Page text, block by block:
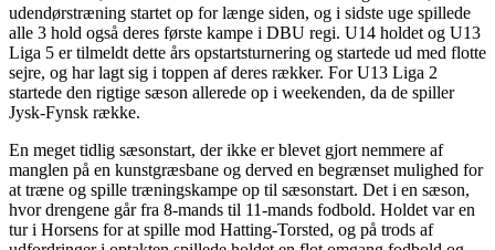
udendørstræning startet op for længe siden, og i sidste uge spillede
alle 3 hold også deres første kampe i DBU regi. U14 holdet og U13
Liga 5 er tilmeldt dette års opstartsturnering og startede ud med flotte
sejre, og har lagt sig i toppen af deres rækker. For U13 Liga 2
startede den rigtige sæson allerede op i weekenden, da de spiller
Jysk-Fynsk række.
En meget tidlig sæsonstart, der ikke er blevet gjort nemmere af
manglen på en kunstgræsbane og derved en begrænset mulighed for
at træne og spille træningskampe op til sæsonstart. Det i en sæson,
hvor drengene går fra 8-mands til 11-mands fodbold. Holdet var en
tur i Horsens for at spille mod Hatting-Torsted, og på trods af